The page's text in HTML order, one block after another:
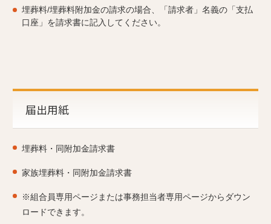
埋葬料/埋葬料附加金の請求の場合、「請求者」名義の「支払
口座」を請求書に記入してください。
届出用紙
埋葬料・同附加金請求書
家族埋葬料・同附加金請求書
※組合員専用ページまたは事務担当者専用ページからダウン
ロードできます。